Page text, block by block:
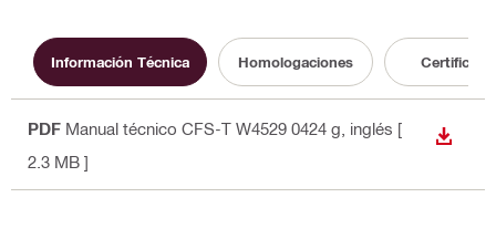
Información Técnica Homologaciones
PDF Manual técnico CFS-T W4529 0424 g , inglés [
2.3 MB ]